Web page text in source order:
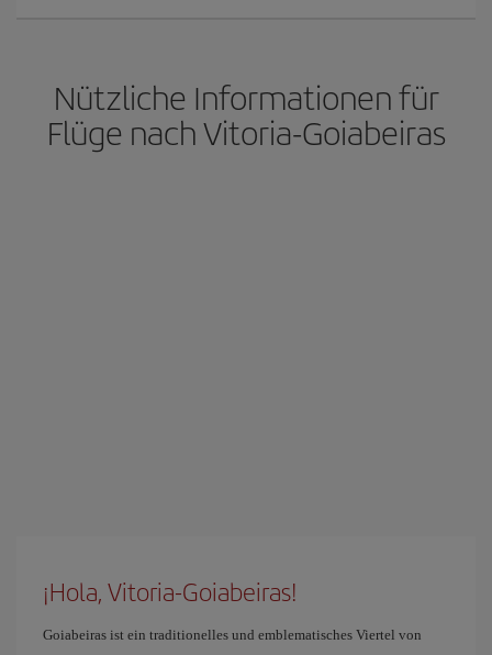
Nützliche Informationen für
Flüge nach Vitoria-Goiabeiras
¡Hola, Vitoria-Goiabeiras!
Goiabeiras ist ein traditionelles und emblematisches Viertel von